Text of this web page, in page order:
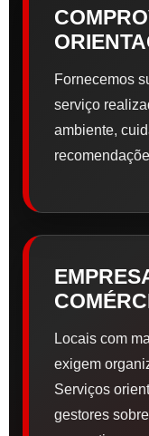
Fornecemos
serviço
ambiente,
Locais com
exigem
Serviços
gestores